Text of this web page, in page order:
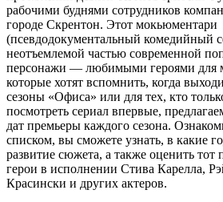
рабочими буднями сотрудников
городе Скрентон. Этот мокьюментари
(псевдодокументальный комедийный
неотъемлемой частью современной
персонажи — любимыми героями для
которые хотят вспомнить, когда
сезоны «Офиса» или для тех, кто
посмотреть сериал впервые,
дат премьеры каждого сезона.
списком, вы сможете узнать, в какие
развитие сюжета, а также оценить
герои в исполнении Стива Карелла,
Красински и других актеров.